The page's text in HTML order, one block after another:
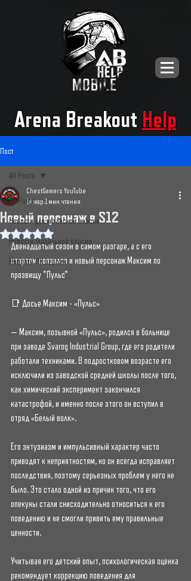
Arena Breakout Help
Пост
All Posts
Новости для китайской версии
Новости глобальной версии
Новости ПК версии
All Posts
Новый персонаж в S12
ChestGamers YouTube
14 мар. 1 мин. чтения
Оценка: не число из 5 звезд.
Двенадцатый сезон в самом разгаре, а с его
стартом появился и новый персонаж Максим по
прозвищу "Пульс"
📑 Досье Максим - «Пульс»
— Максим, позывной «Пульс», родился в больнице
при заводе Svarog Industrial Group, где его родители
работали техниками. В подростковом возрасте его
исключили из заводской средней школы после того,
как химический эксперимент закончился
катастрофой, и именно после этого он вступил в
отряд «Белый волк».
Его энтузиазм и импульсивный характер часто
приводят к неприятностям, но он всегда исправляет
последствия, поэтому серьезных проблем у него не
было. Это стало одной из причин того, что его
опекуны стали снисходительно относиться к его
поведению и не смогли привить ему правильные
ценности.
Учитывая его детский опыт, психологическая оценка
рекомендует коррекцию поведения для